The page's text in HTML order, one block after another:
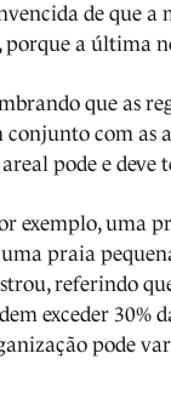
de que a
porque a última
que as
conjunto com as
pode e deve
exemplo, uma
praia
referindo
exceder 30%
pode